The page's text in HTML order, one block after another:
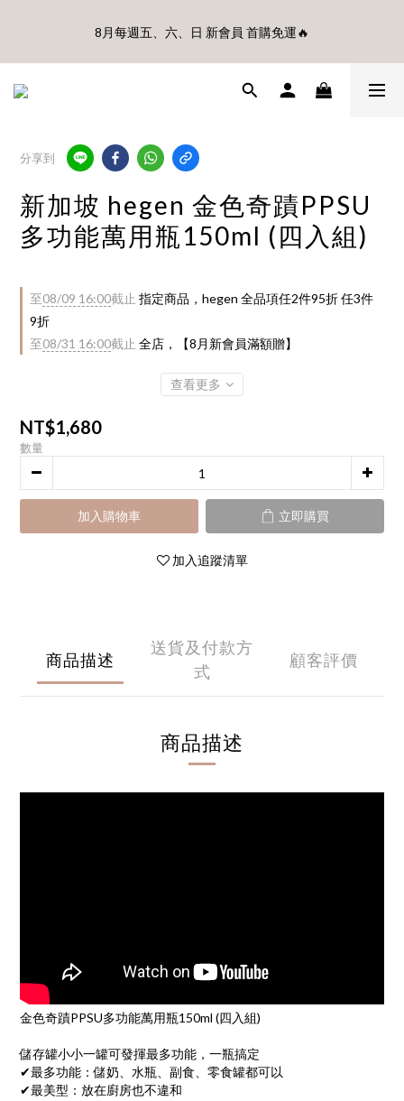
Disney輕量摺疊椅(不累贈)🎊
8月每週五、六、日 新會員 首購免運🔥
🎊8月底前、首購滿$3500贈UBMOM透明防水提袋 滿$6500贈
分享到
新加坡 hegen 金色奇蹟PPSU
多功能萬用瓶150ml (四入組)
至08/09 16:00截止 指定商品，hegen 全品項任2件95折 任3件
9折
至08/31 16:00截止 全店，【8月新會員滿額贈】
查看更多
NT$1,680
數量
加入購物車 立即購買
加入追蹤清單
商品描述
送貨及付款方
式
顧客評價
商品描述
金色奇蹟PPSU多功能萬用瓶150ml (四入組)
儲存罐小小一罐可發揮最多功能，一瓶搞定
✔最多功能：儲奶、水瓶、副食、零食罐都可以
✔最美型：放在廚房也不違和